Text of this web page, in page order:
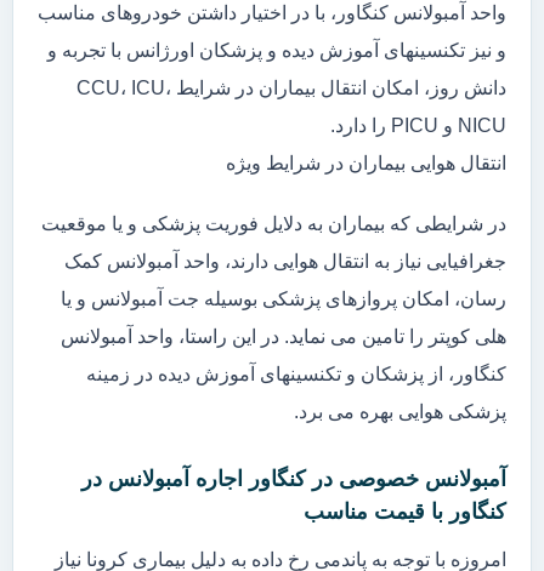
واحد آمبولانس کنگاور، با در اختیار داشتن خودروهای مناسب
و نیز تکنسینهای آموزش دیده و پزشکان اورژانس با تجربه و
دانش روز، امکان انتقال بیماران در شرایط CCU، ICU،
NICU و PICU را دارد.
انتقال هوایی بیماران در شرایط ویژه
در شرایطی که بیماران به دلایل فوریت پزشکی و یا موقعیت
جغرافیایی نیاز به انتقال هوایی دارند، واحد آمبولانس کمک
رسان، امکان پروازهای پزشکی بوسیله جت آمبولانس و یا
هلی کوپتر را تامین می نماید. در این راستا، واحد آمبولانس
کنگاور، از پزشکان و تکنسینهای آموزش دیده در زمینه
پزشکی هوایی بهره می برد.
آمبولانس خصوصی در کنگاور اجاره آمبولانس در
کنگاور با قیمت مناسب
امروزه با توجه به پاندمی رخ داده به دلیل بیماری کرونا نیاز